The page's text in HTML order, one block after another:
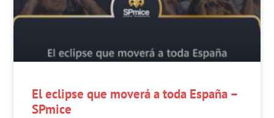
El eclipse que moverá a toda España –
SPmice